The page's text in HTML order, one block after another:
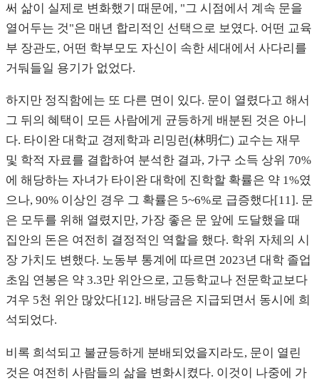
써 삶이 실제로 변화했기 때문에, "그 시점에서 계속 문을
열어두는 것"은 매년 합리적인 선택으로 보였다. 어떤 교육
부 장관도, 어떤 학부모도 자신이 속한 세대에서 사다리를
거둬들일 용기가 없었다.
하지만 정직함에는 또 다른 면이 있다. 문이 열렸다고 해서
그 뒤의 혜택이 모든 사람에게 균등하게 배분된 것은 아니
다. 타이완 대학교 경제학과 리밍런(林明仁) 교수는 재무
및 학적 자료를 결합하여 분석한 결과, 가구 소득 상위 70%
에 해당하는 자녀가 타이완 대학에 진학할 확률은 약 1%였
으나, 90% 이상인 경우 그 확률은 5~6%로 급증했다[11]. 문
은 모두를 위해 열렸지만, 가장 좋은 문 앞에 도달했을 때
집안의 돈은 여전히 결정적인 역할을 했다. 학위 자체의 시
장 가치도 변했다. 노동부 통계에 따르면 2023년 대학 졸업
초임 연봉은 약 3.3만 위안으로, 고등학교나 전문학교보다
겨우 5천 위안 많았다[12]. 배당금은 지급되면서 동시에 희
석되었다.
비록 희석되고 불균등하게 분배되었을지라도, 문이 열린
것은 여전히 사람들의 삶을 변화시켰다. 이것이 나중에 가